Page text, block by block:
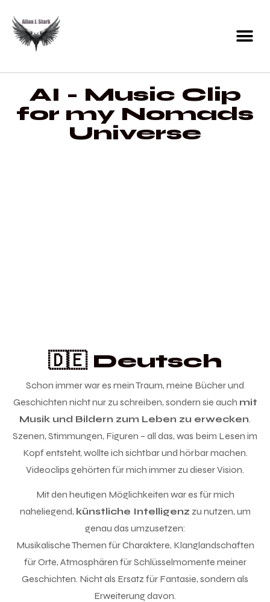
AI - Music Clip
for my Nomads
Universe
🇩🇪 Deutsch
Schon immer war es mein Traum, meine Bücher und
Geschichten nicht nur zu schreiben, sondern sie auch mit
Musik und Bildern zum Leben zu erwecken.
Szenen, Stimmungen, Figuren – all das, was beim Lesen im
Kopf entsteht, wollte ich sichtbar und hörbar machen.
Videoclips gehörten für mich immer zu dieser Vision.
Mit den heutigen Möglichkeiten war es für mich
naheliegend, künstliche Intelligenz zu nutzen, um
genau das umzusetzen:
Musikalische Themen für Charaktere, Klanglandschaften
für Orte, Atmosphären für Schlüsselmomente meiner
Geschichten. Nicht als Ersatz für Fantasie, sondern als
Erweiterung davon.